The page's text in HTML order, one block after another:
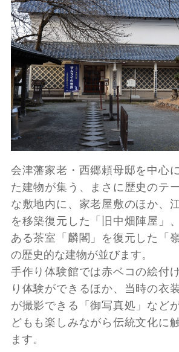
会津藩家老・西郷頼母邸を中心
た建物が集う、まさに歴史のテ
な敷地内に、家老屋敷のほか、
を移築復元した「旧中畑陣屋」
ある茶室「麟閣」を復元した「
の歴史的な建物が並びます。
手作り体験館では赤ベコの絵付
り体験ができるほか、当時の衣
が撮影できる「御写真処」など
どもも楽しみながら伝統文化に
ます。